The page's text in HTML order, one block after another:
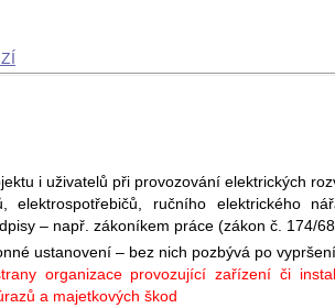
i uživatelů při provozování elektrických
elektrospotřebičů, ručního elektrického
– např. zákoníkem práce (zákon č. 174/
ustanovení – bez nich pozbývá po
organizace provozující zařízení či
a majetkových škod